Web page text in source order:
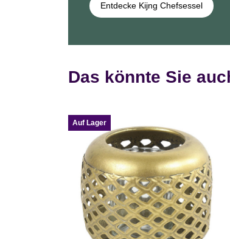
Entdecke Kijng Chefsessel
Das könnte Sie
Auf Lager